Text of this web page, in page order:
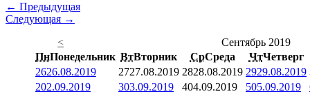
← Предыдущая
Следующая →
<
Сентябрь 2019
ПнПонедельник ВтВторник СрСреда ЧтЧетверг
2626.08.2019 2727.08.2019 2828.08.2019 2929.08.2019
202.09.2019 303.09.2019 404.09.2019 505.09.2019